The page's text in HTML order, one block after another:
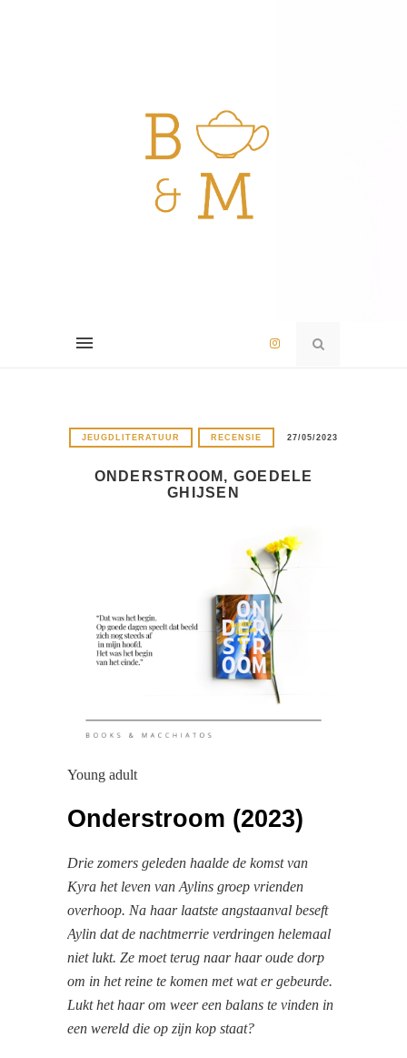
JEUGDLITERATUUR RECENSIE 27/05/2023
ONDERSTROOM, GOEDELE
GHIJSEN
Young adult
Onderstroom (2023)
Drie zomers geleden haalde de komst van
Kyra het leven van Aylins groep vrienden
overhoop. Na haar laatste angstaanval beseft
Aylin dat de nachtmerrie verdringen helemaal
niet lukt. Ze moet terug naar haar oude dorp
om in het reine te komen met wat er gebeurde.
Lukt het haar om weer een balans te vinden in
een wereld die op zĳn kop staat?